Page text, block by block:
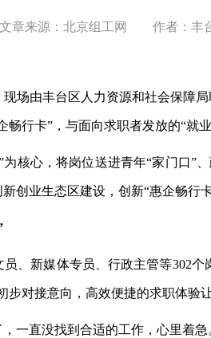
文章来源：北京组工网 作者：丰
场由丰台区人力资源和社会保障
行卡”，与面向求职者发放的“就
核心，将岗位送进青年“家门口”
创业生态区建设，创新“惠企畅行
、新媒体专员、行政主管等302
对接意向，高效便捷的求职体验让
一直没找到合适的工作，心里着